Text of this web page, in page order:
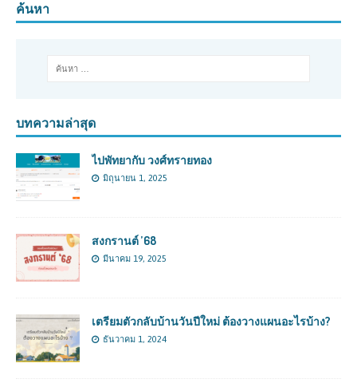
ค้นหา
บทความล่าสุด
ไปพัทยากับ วงศ์ทรายทอง
มิถุนายน 1, 2025
สงกรานต์ ’68
มีนาคม 19, 2025
เตรียมตัวกลับบ้านวันปีใหม่ ต้องวางแผนอะไรบ้าง?
ธันวาคม 1, 2024